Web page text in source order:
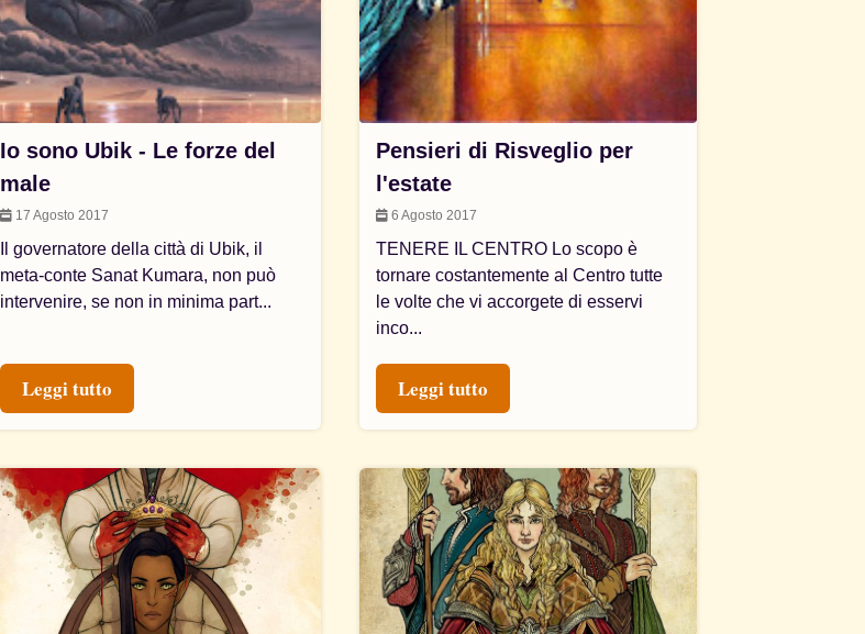
Io sono Ubik - Le forze del
male
17 Agosto 2017
Il governatore della città di Ubik, il
meta-conte Sanat Kumara, non può
intervenire, se non in minima part...
Leggi tutto
Pensieri di Risveglio per
l'estate
6 Agosto 2017
TENERE IL CENTRO Lo scopo è
tornare costantemente al Centro tutte
le volte che vi accorgete di esservi
inco...
Leggi tutto